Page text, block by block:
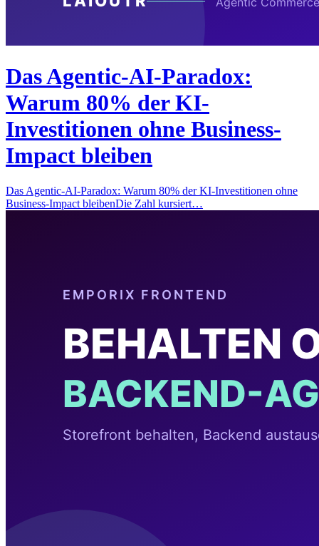
Das Agentic-AI-Paradox:
Warum 80% der KI-
Investitionen ohne Business-
Impact bleiben
Das Agentic-AI-Paradox: Warum 80% der KI-Investitionen ohne
Business-Impact bleibenDie Zahl kursiert…